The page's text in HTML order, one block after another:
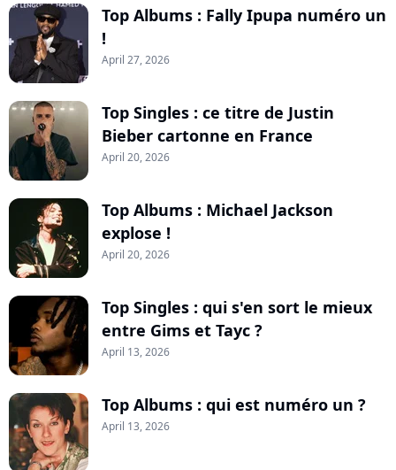
Top Albums : Fally Ipupa numéro un
!
April 27, 2026
Top Singles : ce titre de Justin
Bieber cartonne en France
April 20, 2026
Top Albums : Michael Jackson
explose !
April 20, 2026
Top Singles : qui s'en sort le mieux
entre Gims et Tayc ?
April 13, 2026
Top Albums : qui est numéro un ?
April 13, 2026